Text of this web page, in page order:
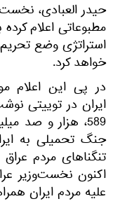
حیدر العبادی،
مطبوعاتی اعلام
استراتژی وضع
خواهد کرد.
در پی این اعلام
589، هزار و صد
جنگ تحمیلی به
تنگناهای مردم
اکنون نخست‌وزیر
علیه مردم ایران